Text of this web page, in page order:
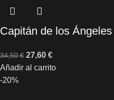
Capitán de los
34,50€ 27,60 €
Añadir al carrito
-20%